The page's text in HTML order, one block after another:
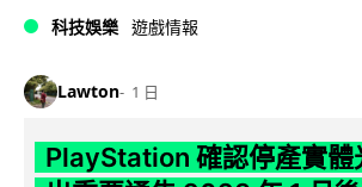
科技娛樂 遊戲情報
Lawton 1 日
PlayStation 確認停產實體